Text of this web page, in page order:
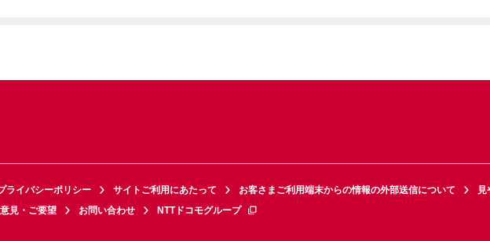
ライバシーポリシー サイトご利用にあたって お客さまご利用端末からの情報の外部送信について
見
見・ご要望 お問い合わせ NTTドコモグループ